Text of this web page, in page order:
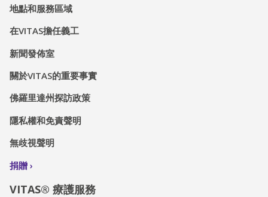
地點和服務區域
在VITAS擔任義工
新聞發佈室
關於VITAS的重要事實
佛羅里達州探訪政策
隱私權和免責聲明
無歧視聲明
捐贈
VITAS® 療護服務